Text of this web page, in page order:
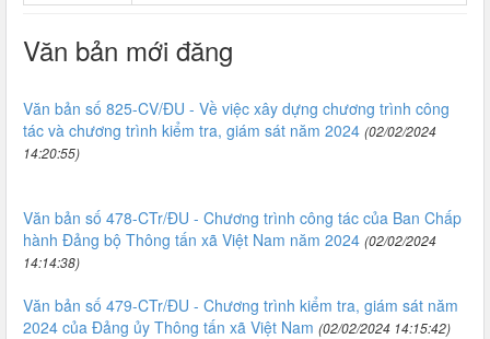
Văn bản mới đăng
Văn bản số 825-CV/ĐU - Về việc xây dựng chương trình công
tác và chương trình kiểm tra, giám sát năm 2024 (02/02/2024
14:20:55)
Văn bản số 478-CTr/ĐU - Chương trình công tác của Ban Chấp
hành Đảng bộ Thông tấn xã Việt Nam năm 2024 (02/02/2024
14:14:38)
Văn bản số 479-CTr/ĐU - Chương trình kiểm tra, giám sát năm
2024 của Đảng ủy Thông tấn xã Việt Nam (02/02/2024 14:15:42)